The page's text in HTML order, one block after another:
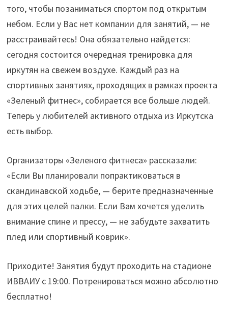
того, чтобы позаниматься спортом под открытым
небом. Если у Вас нет компании для занятий, — не
расстраивайтесь! Она обязательно найдется:
сегодня состоится очередная тренировка для
иркутян на свежем воздухе. Каждый раз на
спортивных занятиях, проходящих в рамках проекта
«Зеленый фитнес», собирается все больше людей.
Теперь у любителей активного отдыха из Иркутска
есть выбор.
Организаторы «Зеленого фитнеса» рассказали:
«Если Вы планировали попрактиковаться в
скандинавской ходьбе, — берите предназначенные
для этих целей палки. Если Вам хочется уделить
внимание спине и прессу, — не забудьте захватить
плед или спортивный коврик».
Приходите! Занятия будут проходить на стадионе
ИВВАИУ с 19:00. Потренироваться можно абсолютно
бесплатно!